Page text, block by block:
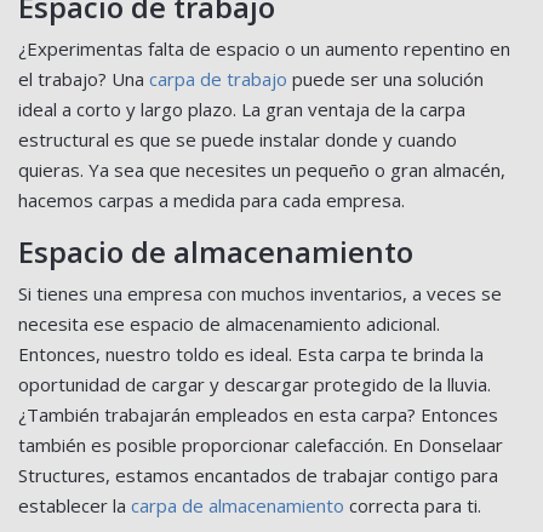
¿Experimentas falta de espacio o un aumento repentino en
el trabajo? Una carpa de trabajo puede ser una solución
ideal a corto y largo plazo. La gran ventaja de la carpa
estructural es que se puede instalar donde y cuando
quieras. Ya sea que necesites un pequeño o gran almacén,
hacemos carpas a medida para cada empresa.
Espacio de almacenamiento
Si tienes una empresa con muchos inventarios, a veces se
necesita ese espacio de almacenamiento adicional.
Entonces, nuestro toldo es ideal. Esta carpa te brinda la
oportunidad de cargar y descargar protegido de la lluvia.
¿También trabajarán empleados en esta carpa? Entonces
también es posible proporcionar calefacción. En Donselaar
Structures, estamos encantados de trabajar contigo para
establecer la carpa de almacenamiento correcta para ti.